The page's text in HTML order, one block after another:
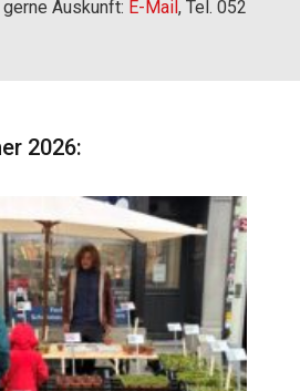
Auskunft: E-Mail, Tel. 052
2026: